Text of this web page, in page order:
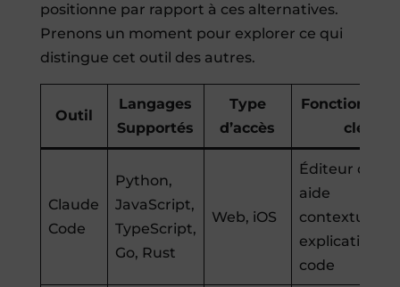
positionne par rapport à ces alternatives.
Prenons un moment pour explorer ce qui
distingue cet outil des autres.
Outil
Langages
Supportés
Type
d’accès
clés
Claude
Code
Python,
JavaScript,
TypeScript,
Go, Rust
Web, iOS
Éditeur de
aide
contextuelle,
explication de
code